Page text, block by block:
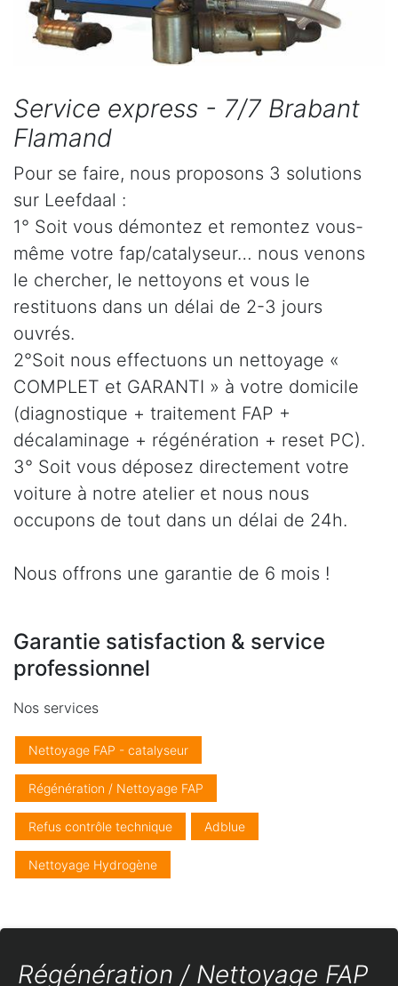
Service express - 7/7 Brabant
Flamand
Pour se faire, nous proposons 3 solutions
sur Leefdaal :
1° Soit vous démontez et remontez vous-
même votre fap/catalyseur… nous venons
le chercher, le nettoyons et vous le
restituons dans un délai de 2-3 jours
ouvrés.
2°Soit nous effectuons un nettoyage «
COMPLET et GARANTI » à votre domicile
(diagnostique + traitement FAP +
décalaminage + régénération + reset PC).
3° Soit vous déposez directement votre
voiture à notre atelier et nous nous
occupons de tout dans un délai de 24h.
Nous offrons une garantie de 6 mois !
Garantie satisfaction & service
professionnel
Nos services
Nettoyage FAP - catalyseur
Régénération / Nettoyage FAP
Refus contrôle technique Adblue
Nettoyage Hydrogène
Régénération / Nettoyage FAP